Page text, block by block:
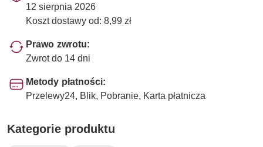
12 sierpnia 2026
Koszt dostawy od: 8,99 zł
Prawo zwrotu:
Zwrot do 14 dni
Metody płatności:
Przelewy24, Blik, Pobranie, Karta płatnicza
Kategorie produktu